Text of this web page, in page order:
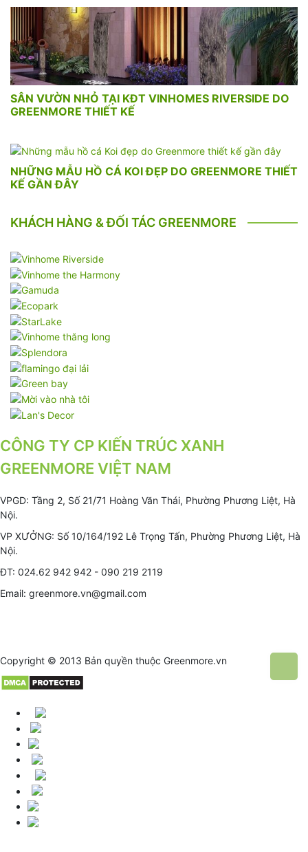
SÂN VƯỜN NHỎ TẠI KĐT VINHOMES RIVERSIDE DO
GREENMORE THIẾT KẾ
NHỮNG MẪU HỒ CÁ KOI ĐẸP DO GREENMORE THIẾT
KẾ GẦN ĐÂY
KHÁCH HÀNG & ĐỐI TÁC GREENMORE
CÔNG TY CP KIẾN TRÚC XANH
GREENMORE VIỆT NAM
VPGD: Tầng 2, Số 21/71 Hoàng Văn Thái, Phường Phương Liệt, Hà
Nội.
VP XƯỞNG: Số 10/164/192 Lê Trọng Tấn, Phường Phương Liệt, Hà
Nội.
ĐT: 024.62 942 942 - 090 219 2119
Email: greenmore.vn@gmail.com
Copyright © 2013 Bản quyền thuộc Greenmore.vn